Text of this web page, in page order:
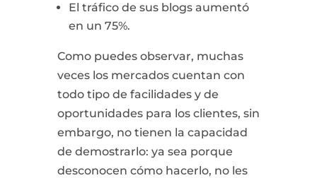
El tráfico de sus blogs aumentó
en un 75%.
Como puedes observar, muchas
veces los mercados cuentan con
todo tipo de facilidades y de
oportunidades para los clientes, sin
embargo, no tienen la capacidad
de demostrarlo: ya sea porque
desconocen cómo hacerlo, no les